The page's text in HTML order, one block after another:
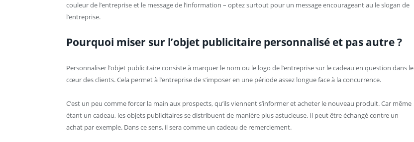
couleur de l’entreprise et le message de l’information – optez surtout pour un message encourageant au le slogan de
l’entreprise.
Pourquoi miser sur l’objet publicitaire personnalisé et pas autre ?
Personnaliser l’objet publicitaire consiste à marquer le nom ou le logo de l’entreprise sur le cadeau en question dans le
cœur des clients. Cela permet à l’entreprise de s’imposer en une période assez longue face à la concurrence.
C’est un peu comme forcer la main aux prospects, qu’ils viennent s’informer et acheter le nouveau produit. Car même
étant un cadeau, les objets publicitaires se distribuent de manière plus astucieuse. Il peut être échangé contre un
achat par exemple. Dans ce sens, il sera comme un cadeau de remerciement.